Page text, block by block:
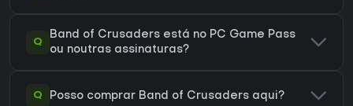
Q
Band of Crusaders está no PC Game Pass
ou noutras assinaturas?
Q Posso comprar Band of Crusaders aqui?